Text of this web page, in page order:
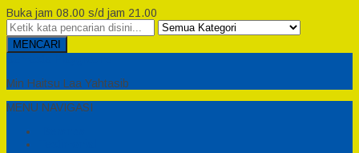
Buka jam 08.00 s/d jam 21.00
MENCARI
Min Haitsu Laa Yahtasib
MENU NAVIGASI